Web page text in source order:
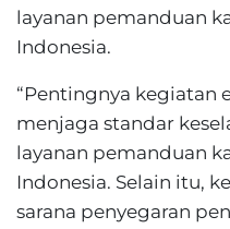
layanan pemanduan
Indonesia.
“Pentingnya kegiatan
menjaga standar
layanan pemanduan
Indonesia. Selain itu,
sarana penyegaran